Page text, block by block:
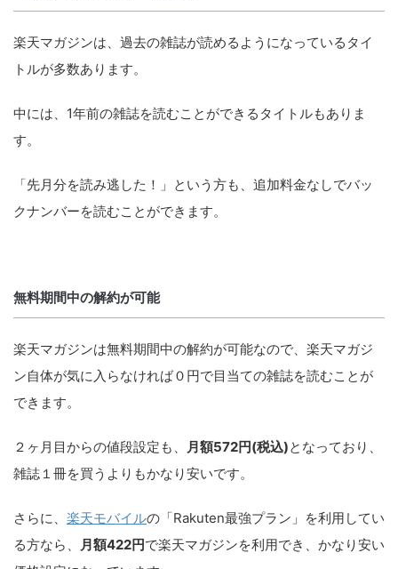
楽天マガジンは、過去の雑誌が読めるようになっているタイ
トルが多数あります。
中には、1年前の雑誌を読むことができるタイトルもありま
す。
「先月分を読み逃した！」という方も、追加料金なしでバッ
クナンバーを読むことができます。
無料期間中の解約が可能
楽天マガジンは無料期間中の解約が可能なので、楽天マガジ
ン自体が気に入らなければ０円で目当ての雑誌を読むことが
できます。
２ヶ月目からの値段設定も、 月額572円(税込)となっており、
雑誌１冊を買うよりもかなり安いです。
さらに、 楽天モバイルの「Rakuten最強プラン」を利用してい
る方なら、
月額422円で楽天マガジンを利用でき、かなり安い